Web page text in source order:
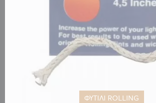
ΦΥΤΙΛΙ ROLLING